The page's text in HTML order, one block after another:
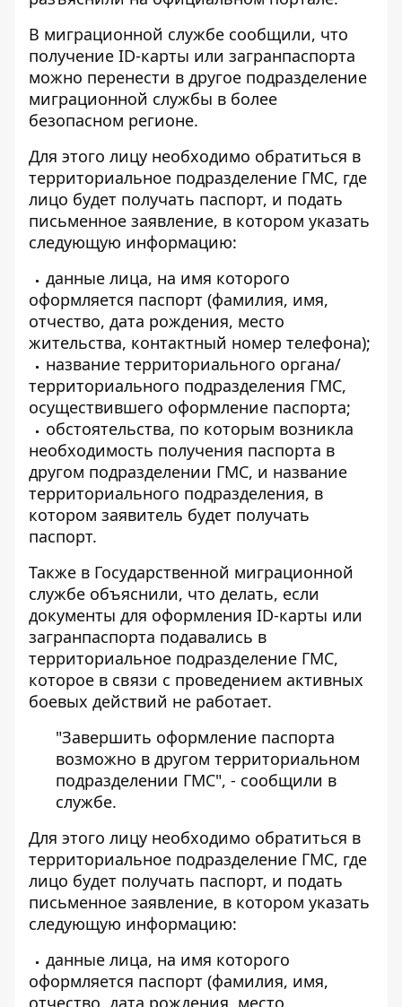
В миграционной службе сообщили, что
получение ID-карты или загранпаспорта
можно перенести в другое подразделение
миграционной службы в более
безопасном регионе.
Для этого лицу необходимо обратиться в
территориальное подразделение ГМС, где
лицо будет получать паспорт, и подать
письменное заявление, в котором указать
следующую информацию:
данные лица, на имя которого
оформляется паспорт (фамилия, имя,
отчество, дата рождения, место
жительства, контактный номер телефона);
название территориального органа/
территориального подразделения ГМС,
осуществившего оформление паспорта;
обстоятельства, по которым возникла
необходимость получения паспорта в
другом подразделении ГМС, и название
территориального подразделения, в
котором заявитель будет получать
паспорт.
Также в Государственной миграционной
службе объяснили, что делать, если
документы для оформления ID-карты или
загранпаспорта подавались в
территориальное подразделение ГМС,
которое в связи с проведением активных
боевых действий не работает.
"Завершить оформление паспорта
возможно в другом территориальном
подразделении ГМС", - сообщили в
службе.
Для этого лицу необходимо обратиться в
территориальное подразделение ГМС, где
лицо будет получать паспорт, и подать
письменное заявление, в котором указать
следующую информацию:
данные лица, на имя которого
оформляется паспорт (фамилия, имя,
отчество, дата рождения, место